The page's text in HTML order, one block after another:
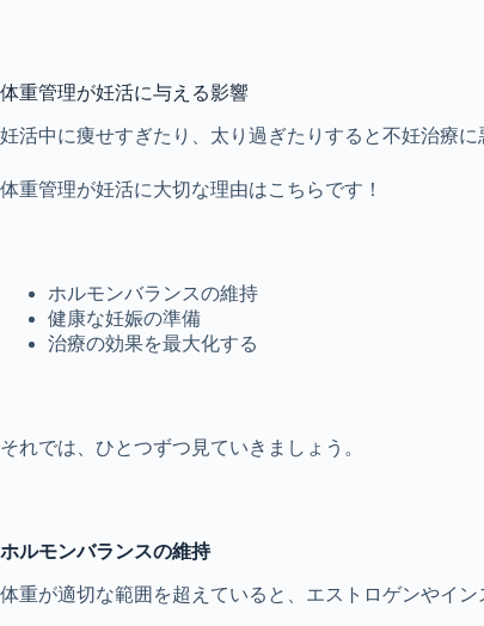
体重管理が妊活に与える影響
妊活中に痩せすぎたり、太り過ぎたりすると不妊治療に
体重管理が妊活に大切な理由はこちらです！
ホルモンバランスの維持
健康な妊娠の準備
治療の効果を最大化する
それでは、ひとつずつ見ていきましょう。
ホルモンバランスの維持
体重が適切な範囲を超えていると、エストロゲンやイ